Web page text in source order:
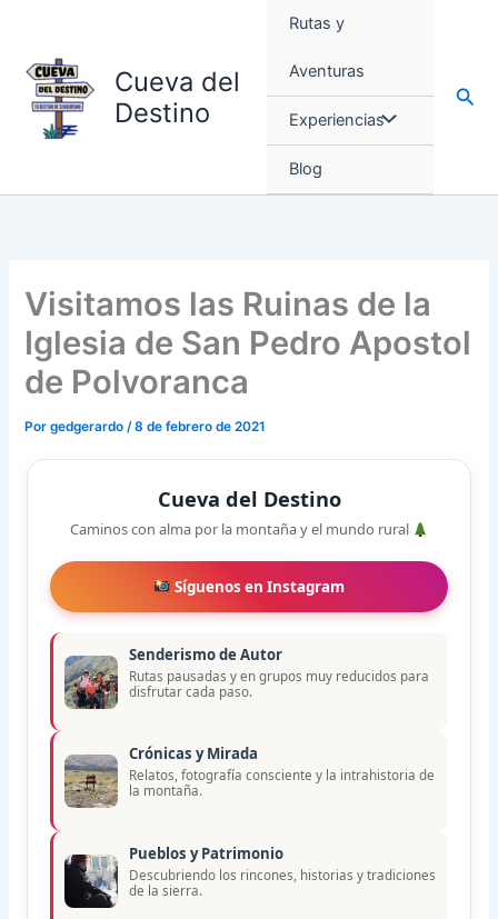
contenido
Cueva del
Destino
Rutas y
Aventuras
Experiencias
Blog
Visitamos las Ruinas de la
Iglesia de San Pedro Apostol
de Polvoranca
Porgedgerardo/8 de febrero de 2021
Cueva del Destino
Caminos con alma por la montaña y el mundo rural
Síguenos en Instagram
Senderismo de Autor
Rutas pausadas y en grupos muy reducidos para
disfrutar cada paso.
Crónicas y Mirada
Relatos, fotografía consciente y la intrahistoria de
la montaña.
Pueblos y Patrimonio
Descubriendo los rincones, historias y tradiciones
de la sierra.